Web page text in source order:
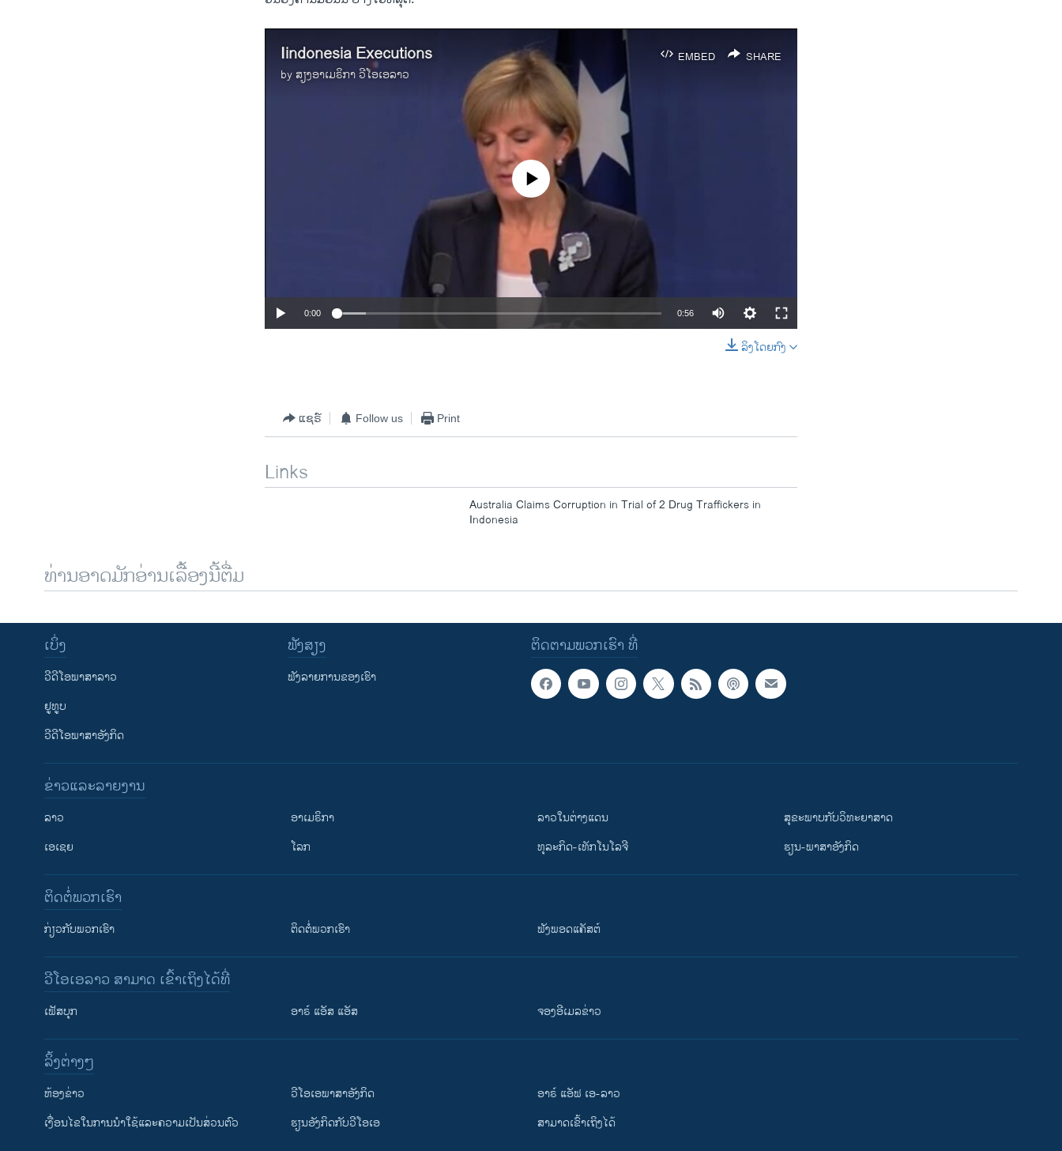
ຕິດຕາມພວກເຮົາ ທີ່
EMBED SHARE
Iindonesia Executions
by ສຽງອາເມຣິກາ ວີໂອເອລາວ
SHARE
No media source currently available
0:00 0:56
ລິງໂດຍກົງ
ແຊຣ໌ Follow us Print
Links
Australia Claims Corruption in Trial of 2 Drug Traffickers in
Indonesia
ທ່ານອາດມັກອ່ານເລື້ອງນີ້ຕື່ມ
ຕິດຕາມພວກເຮົາ ທີ່
ເບິ່ງ
ວີດີໂອພາສາລາວ
ຢູທູບ
ວີດີໂອພາສາອັງກິດ
ຟັງສຽງ
ຟັງລາຍການຂອງເຮົາ
ຂ່າວແລະລາຍງານ
ລາວ
ເອເຊຍ
ອາເມຣິກາ
ໂລກ
ລາວໃນຕ່າງແດນ
ທຸລະກິດ-ເທັກໂນໂລຈີ
ສຸຂະພາບກັບວິທະຍາສາດ
ຮຽນ-ພາສາອັງກິດ
ຕິດຕໍ່ພວກເຮົາ
ກ່ຽວກັບພວກເຮົາ ຕິດຕໍ່ພວກເຮົາ ຟັງພອດແຄັສຕ໌
ວີໂອເອລາວ ສາມາດ ເຂົ້າເຖິງໄດ້ທີ່
ເຟັສບຸກ ອາຣ໌ ແອັສ ແອັສ ຈອງອີເມລຂ່າວ
​ລິ້ງ​ຕ່າງໆ
​ຫ້ອງ​ຂ່າວ
​ເງື່ອນ​ໄຂ​ໃນ​ການ​ນຳ​ໃຊ້​ແລະຄວາມ​ເປັນ​ສ່​ວນ​ຕົວ
ວີ​ໂອ​ເອ​ພາ​ສາ​ອັງ​ກິດ
​ຮຽນ​ອັງ​ກິດ​ກັບ​ວີ​ໂອ​ເອ
ອາຣ໌ ແອັຟ ເອ-ລາວ
ສາມາດເຂົ້າເຖິງໄດ້